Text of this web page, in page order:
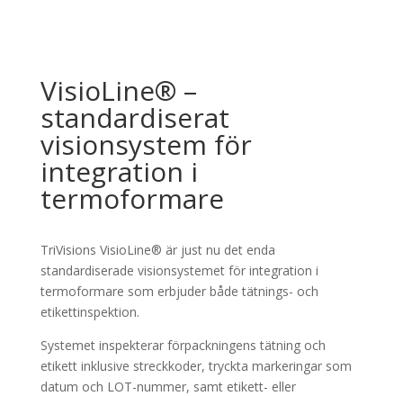
VisioLine® –
standardiserat
visionsystem för
integration i
termoformare
TriVisions VisioLine® är just nu det enda
standardiserade visionsystemet för integration i
termoformare som erbjuder både tätnings- och
etikettinspektion.
Systemet inspekterar förpackningens tätning och
etikett inklusive streckkoder, tryckta markeringar som
datum och LOT-nummer, samt etikett- eller